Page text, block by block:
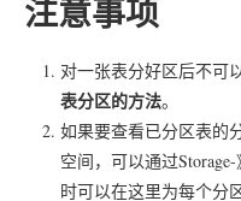
注意事项
对一张表分好区后不可
表分区的方法。
如果要查看已分区表的
空间，可以通过Storage-
时可以在这里为每个分